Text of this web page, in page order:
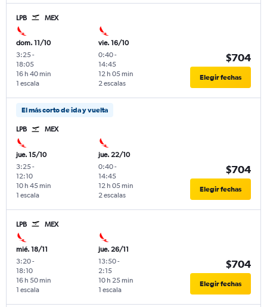
LPB MEX
dom. 11/10
3:25-
18:05
1 escala
16 h 40 min
vie. 16/10
0:40-
14:45
2 escalas
12 h 05 min
$704
Elegir fechas
El más corto de ida y vuelta
LPB MEX
jue. 15/10
3:25-
12:10
1 escala
10 h 45 min
jue. 22/10
0:40-
14:45
2 escalas
12 h 05 min
$704
Elegir fechas
LPB MEX
mié. 18/11
3:20-
18:10
1 escala
16 h 50 min
jue. 26/11
13:50-
2:15
1 escala
10 h 25 min
$704
Elegir fechas